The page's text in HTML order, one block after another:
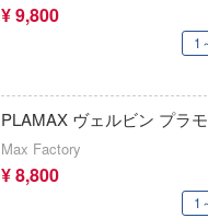
¥ 9,800
1
PLAMAX ヴェルビン プラ
Max Factory
¥ 8,800
1
BEATLESS
ピーナッツ
ピクミン
グッドスマイルカンパニ
グレンコモデル(プラッ
株式会社クラチ
グッドスマイルアーツ